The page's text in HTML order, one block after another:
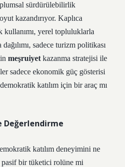
sürdürülebilirlik
kazandırıyor. Kaplıca
kullanımı, yerel topluluklarla
sadece turizm politikası
meşruiyet kazanma stratejisi ile
sadece ekonomik güç gösterisi
katılım için bir araç mı
Değerlendirme
katılım deneyimini ne
bir tüketici rolüne mi